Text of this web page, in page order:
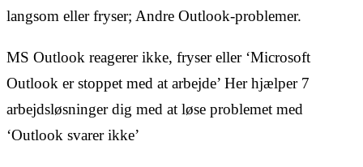
langsom eller fryser; Andre Outlook-problemer.
MS Outlook reagerer ikke, fryser eller ‘Microsoft
Outlook er stoppet med at arbejde’ Her hjælper 7
arbejdsløsninger dig med at løse problemet med
‘Outlook svarer ikke’